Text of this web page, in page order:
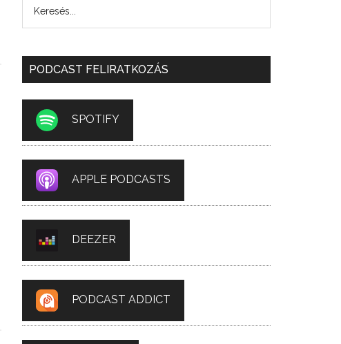
PODCAST FELIRATKOZÁS
SPOTIFY
APPLE PODCASTS
DEEZER
PODCAST ADDICT